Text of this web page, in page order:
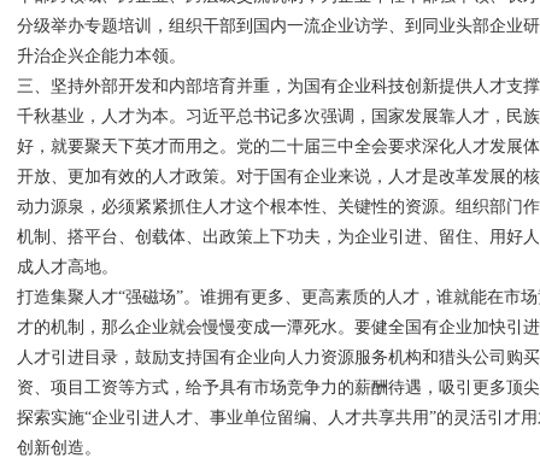
分级举办专题培训，组织干部到国内一流企业访学、到同业头部企业
升治企兴企能力本领。
三、坚持外部开发和内部培育并重，为国有企业科技创新提供人才支撑
千秋基业，人才为本。习近平总书记多次强调，国家发展靠人才，民
好，就要聚天下英才而用之。党的二十届三中全会要求深化人才发展
开放、更加有效的人才政策。对于国有企业来说，人才是改革发展的
动力源泉，必须紧紧抓住人才这个根本性、关键性的资源。组织部门
机制、搭平台、创载体、出政策上下功夫，为企业引进、留住、用好
成人才高地。
打造集聚人才“强磁场”。谁拥有更多、更高素质的人才，谁就能在市
才的机制，那么企业就会慢慢变成一潭死水。要健全国有企业加快引
人才引进目录，鼓励支持国有企业向人力资源服务机构和猎头公司购
资、项目工资等方式，给予具有市场竞争力的薪酬待遇，吸引更多顶
探索实施“企业引进人才、事业单位留编、人才共享共用”的灵活引才
创新创造。